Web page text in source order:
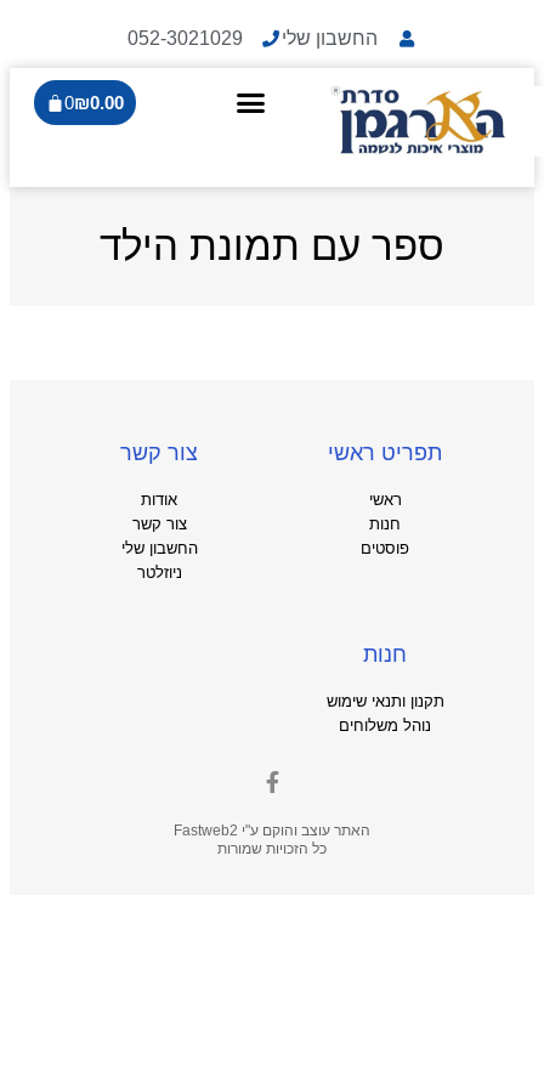
החשבון שלי 052-3021029
₪0.00
0
ספר עם תמונת הילד
תפריט ראשי
ראשי
חנות
פוסטים
צור קשר
אודות
צור קשר
החשבון שלי
ניוזלטר
חנות
תקנון ותנאי שימוש
נוהל משלוחים
האתר עוצב והוקם ע"י Fastweb2
כל הזכויות שמורות